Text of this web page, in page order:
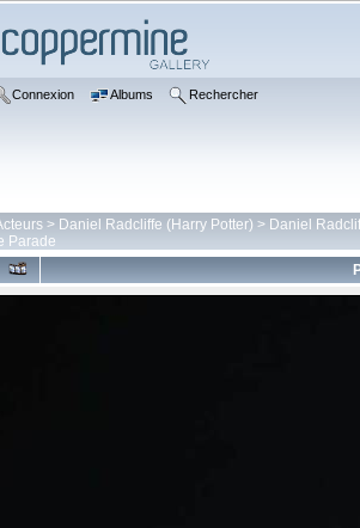
Connexion Albums Rechercher
> Daniel Radcliffe (Harry Potter) > Daniel
Parade